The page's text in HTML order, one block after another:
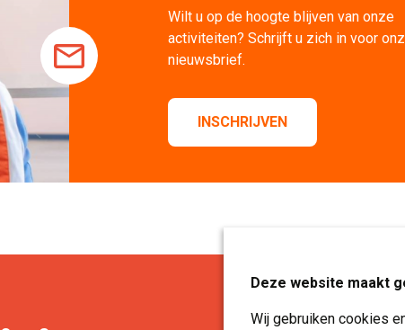
Deze website maakt
Wij gebruiken cookies
Wilt u op de hoogte blijven van onze
activiteiten? Schrijft u zich in voor
nieuwsbrief.
INSCHRIJVEN